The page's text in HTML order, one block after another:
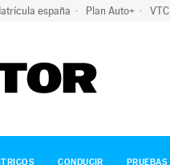
españa Plan Auto+ VTC
CONDUCIR PRUEBAS